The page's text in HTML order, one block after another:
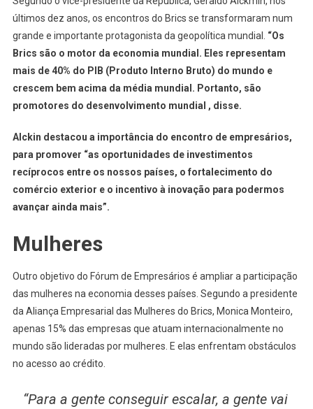
últimos dez anos, os encontros do Brics se transformaram num
grande e importante protagonista da geopolítica mundial. “Os
Brics são o motor da economia mundial. Eles representam
mais de 40% do PIB (Produto Interno Bruto) do mundo e
crescem bem acima da média mundial. Portanto, são
promotores do desenvolvimento mundial , disse.
Alckin destacou a importância do encontro de empresários,
para promover “as oportunidades de investimentos
recíprocos entre os nossos países, o fortalecimento do
comércio exterior e o incentivo à inovação para podermos
avançar ainda mais”.
Mulheres
Outro objetivo do Fórum de Empresários é ampliar a participação
das mulheres na economia desses países. Segundo a presidente
da Aliança Empresarial das Mulheres do Brics, Monica Monteiro,
apenas 15% das empresas que atuam internacionalmente no
mundo são lideradas por mulheres. E elas enfrentam obstáculos
no acesso ao crédito.
“Para a gente conseguir escalar, a gente vai